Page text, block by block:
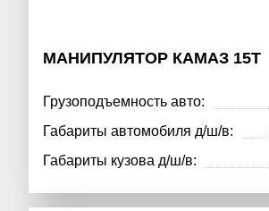
МАНИПУЛЯТОР КАМАЗ 15Т
Грузоподъемность авто:
Габариты автомобиля д/ш/в:
Габариты кузова д/ш/в: